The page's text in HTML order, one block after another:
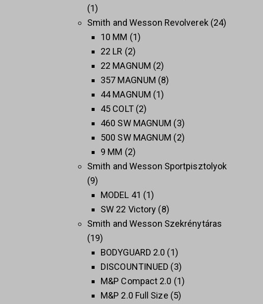
1
Smith and Wesson Revolverek 24
10 MM 1
22 LR 2
22 MAGNUM 2
357 MAGNUM 8
44 MAGNUM 1
45 COLT 2
460 SW MAGNUM
3
500 SW MAGNUM
2
9 MM 2
Smith and Wesson Sportpisztolyok
9
MODEL 41
1
SW 22 Victory 8
Smith and Wesson Szekrénytáras
19
BODYGUARD 2.0
1
DISCOUNTINUED
3
M&P Compact 2.0 1
M&P 2.0 Full Size 5